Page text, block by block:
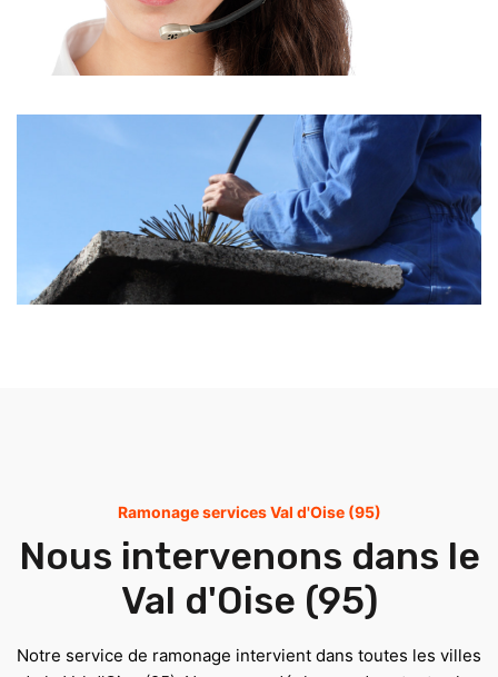
Ramonage services Val d'Oise (95)
Nous intervenons dans le
Val d'Oise (95)
Notre service de ramonage intervient dans toutes les villes